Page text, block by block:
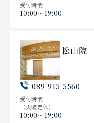
受付時間
10:00〜19:00
松山院
089-915-5560
受付時間
（火曜定休）
10:00〜19:00